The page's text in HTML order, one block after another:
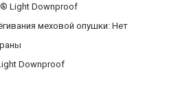
Light Downproof
меховой опушки: Нет
Downproof